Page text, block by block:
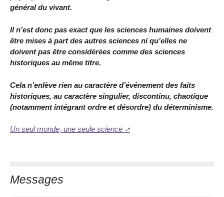
général du vivant.
Il n’est donc pas exact que les sciences humaines doivent
être mises à part des autres sciences ni qu’elles ne
doivent pas être considérées comme des sciences
historiques au même titre.
Cela n’enlève rien au caractère d’événement des faits
historiques, au caractère singulier, discontinu, chaotique
(notamment intégrant ordre et désordre) du déterminisme.
Un seul monde, une seule science
Messages